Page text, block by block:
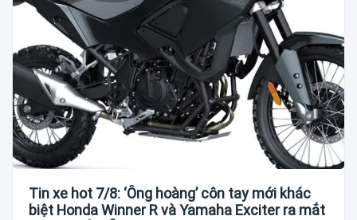
Tin xe hot 7/8: ‘Ông hoàng’ côn tay mới khác
biệt Honda Winner R và Yamaha Exciter ra mắt